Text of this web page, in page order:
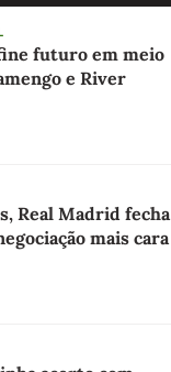
futuro em meio
e River
Real Madrid fecha
mais cara